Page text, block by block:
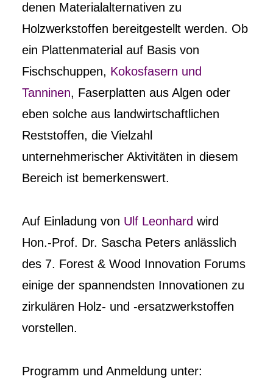
denen Materialalternativen zu
Holzwerkstoffen bereitgestellt werden. Ob
ein Plattenmaterial auf Basis von
Fischschuppen, Kokosfasern und
Tanninen, Faserplatten aus Algen oder
eben solche aus landwirtschaftlichen
Reststoffen, die Vielzahl
unternehmerischer Aktivitäten in diesem
Bereich ist bemerkenswert.
Auf Einladung von Ulf Leonhard wird
Hon.-Prof. Dr. Sascha Peters anlässlich
des 7. Forest & Wood Innovation Forums
einige der spannendsten Innovationen zu
zirkulären Holz- und -ersatzwerkstoffen
vorstellen.
Programm und Anmeldung unter: